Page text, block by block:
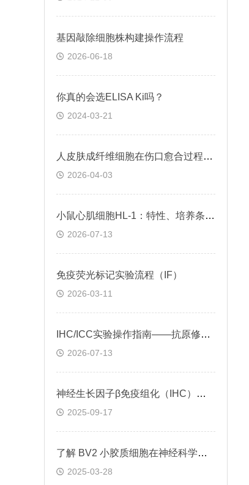
基因敲除细胞株构建操作流程
2026-06-18
你真的会选ELISA Ki吗？
2024-03-21
人皮肤成纤维细胞在伤口愈合过程中的作用及调控方式
2026-04-03
小鼠心肌细胞HL-1：特性、培养条件与科研应用场景解析
2026-07-13
免疫荧光标记实验流程（IF）
2026-03-11
IHC/ICC实验操作指南——抗原修复技术
2026-07-13
神经生长因子β免疫组化（IHC）试剂盒实验操作步骤
2025-09-17
了解 BV2 小胶质细胞在神经科学研究中的重要性
2025-03-28